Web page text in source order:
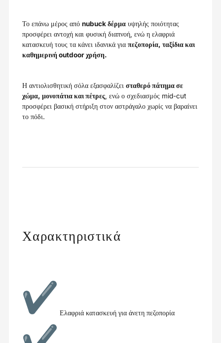
Το επάνω μέρος απόnubuck δέρμα υψηλής ποιότητας
προσφέρει αντοχή και φυσική διαπνοή, ενώ η ελαφριά
κατασκευή τους τα κάνει ιδανικά γιαπεζοπορία, ταξίδια και
καθημερινή outdoor χρήση.
Η αντιολισθητική σόλα εξασφαλίζεισταθερό πάτημα σε
χώμα, μονοπάτια και πέτρες , ενώ ο σχεδιασμός mid-cut
προσφέρει βασική στήριξη στον αστράγαλο χωρίς να βαραίνει
το πόδι.
Χαρακτηριστικά
Ελαφριά κατασκευή για άνετη πεζοπορία